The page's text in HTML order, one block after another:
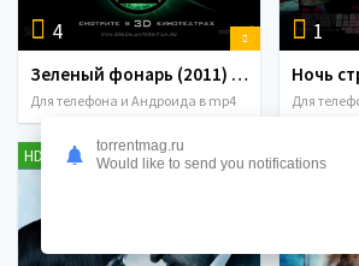
4
Зеленый фонарь (2011) MP4
Для телефона и Андроида в mp4
1
Для
HDRip BDRip
torrentmag.ru
Would like to send you notifications